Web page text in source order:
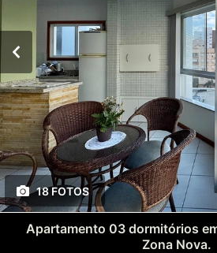
18 FOTOS
Apartamento 03 dormitórios
Zona Nova.